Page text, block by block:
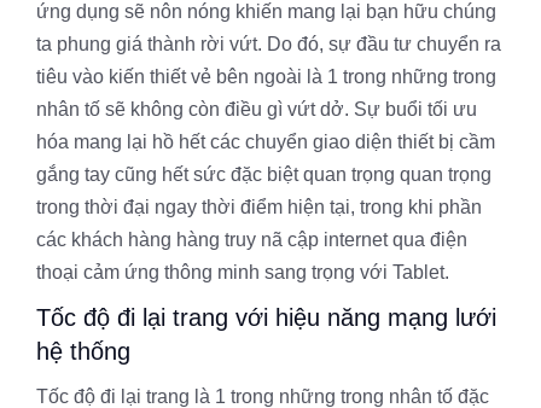
ứng dụng sẽ nôn nóng khiến mang lại bạn hữu chúng
ta phung giá thành rời vứt. Do đó, sự đầu tư chuyển ra
tiêu vào kiến thiết vẻ bên ngoài là 1 trong những trong
nhân tố sẽ không còn điều gì vứt dở. Sự buổi tối ưu
hóa mang lại hồ hết các chuyển giao diện thiết bị cầm
gắng tay cũng hết sức đặc biệt quan trọng quan trọng
trong thời đại ngay thời điểm hiện tại, trong khi phần
các khách hàng hàng truy nã cập internet qua điện
thoại cảm ứng thông minh sang trọng với Tablet.
Tốc độ đi lại trang với hiệu năng mạng lưới
hệ thống
Tốc độ đi lại trang là 1 trong những trong nhân tố đặc